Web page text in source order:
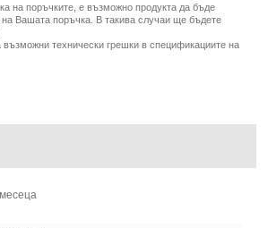
на поръчките, е възможно продукта да бъде
на Вашата поръчка. В такива случаи ще бъдете
възможни технически грешки в спецификациите на